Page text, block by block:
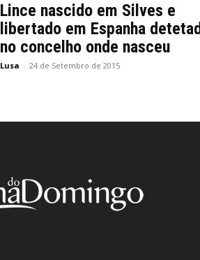
Lince nascido em Silves e
libertado em Espanha
no concelho onde nasceu
Lusa - 24 de Setembro de 2015